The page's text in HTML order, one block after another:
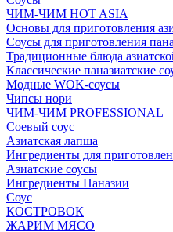
ЧИМ-ЧИМ HOT ASIA
Основы для приготовления
Соусы для приготовления
Традиционные блюда
Классические паназиатские
Модные WOK-соусы
Чипсы нори
ЧИМ-ЧИМ PROFESSIONAL
Соевый соус
Азиатская лапша
Ингредиенты для
Азиатские соусы
Ингредиенты Паназии
Соус
КОСТРОВОК
ЖАРИМ МЯСО